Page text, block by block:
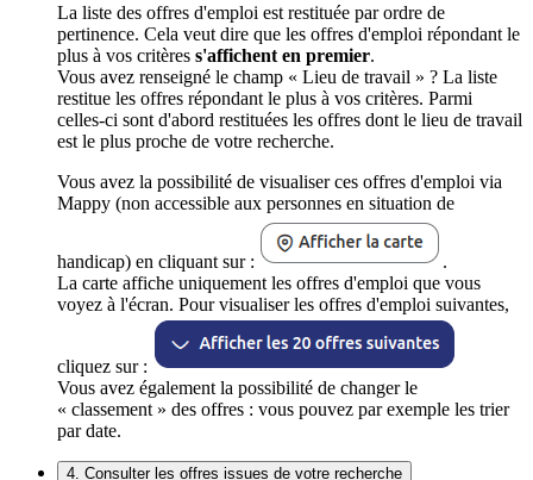
La liste des offres d'emploi est restituée par ordre de
pertinence. Cela veut dire que les offres d'emploi répondant le
plus à vos critères s'affichent en premier.
Vous avez renseigné le champ « Lieu de travail » ? La liste
restitue les offres répondant le plus à vos critères. Parmi
celles-ci sont d'abord restituées les offres dont le lieu de travail
est le plus proche de votre recherche.
Vous avez la possibilité de visualiser ces offres d'emploi via
Mappy (non accessible aux personnes en situation de
handicap) en cliquant sur :
.
La carte affiche uniquement les offres d'emploi que vous
voyez à l'écran. Pour visualiser les offres d'emploi suivantes,
cliquez sur :
Vous avez également la possibilité de changer le
« classement » des offres : vous pouvez par exemple les trier
par date.
4. Consulter les offres issues de votre recherche